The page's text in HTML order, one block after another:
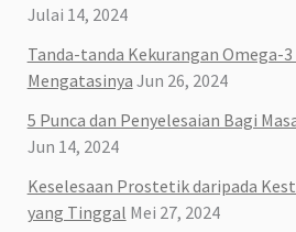
Julai 14, 2024
Tanda-tanda Kekurangan Omega-3
Mengatasinya Jun 26, 2024
5 Punca dan Penyelesaian Bagi
Jun 14, 2024
Keselesaan Prostetik daripada
yang Tinggal Mei 27, 2024